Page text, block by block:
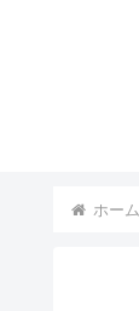
ホーム